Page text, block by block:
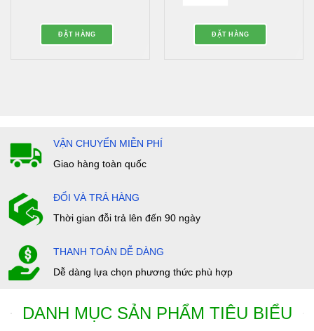
ĐẶT HÀNG ĐẶT HÀNG
VẬN CHUYỂN MIỄN PHÍ
Giao hàng toàn quốc
ĐỔI VÀ TRẢ HÀNG
Thời gian đỗi trả lên đến 90 ngày
THANH TOÁN DỄ DÀNG
Dễ dàng lựa chọn phương thức phù hợp
DANH MỤC SẢN PHẨM TIÊU BIỂU